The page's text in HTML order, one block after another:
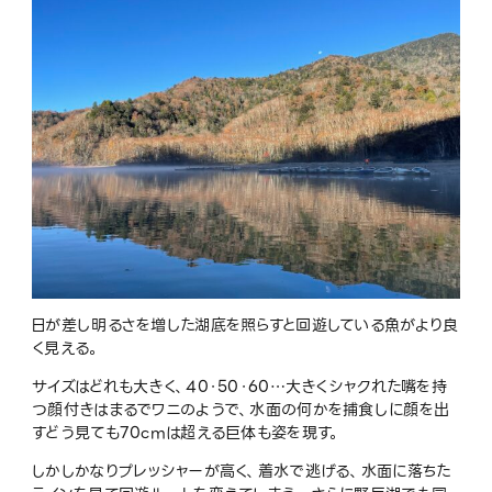
日が差し明るさを増した湖底を照らすと回遊している魚がより良
く見える。
サイズはどれも大きく、40・50・60…大きくシャクれた嘴を持
つ顔付きはまるでワニのようで、水面の何かを捕食しに顔を出
すどう見ても70cmは超える巨体も姿を現す。
しかしかなりプレッシャーが高く、着水で逃げる、水面に落ちた